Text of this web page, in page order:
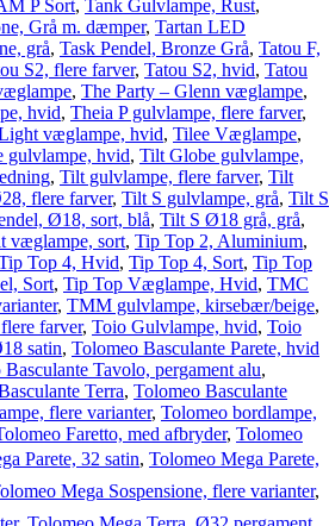
P Sort, Tank Gulvlampe, Rust,
Grå m. dæmper, Tartan LED
grå, Task Pendel, Bronze Grå, Tatou F,
S2, flere farver, Tatou S2, hvid, Tatou
, The Party – Glenn væglampe,
hvid, Theia P gulvlampe, flere farver,
væglampe, hvid, Tilee Væglampe,
gulvlampe, hvid, Tilt Globe gulvlampe,
, Tilt gulvlampe, flere farver, Tilt
flere farver, Tilt S gulvlampe, grå, Tilt S
Ø18, sort, blå, Tilt S Ø18 grå, grå,
væglampe, sort, Tip Top 2, Aluminium,
Top 4, Hvid, Tip Top 4, Sort, Tip Top
Sort, Tip Top Væglampe, Hvid, TMC
, TMM gulvlampe, kirsebær/beige,
farver, Toio Gulvlampe, hvid, Toio
satin, Tolomeo Basculante Parete, hvid
Tavolo, pergament alu,
Terra, Tolomeo Basculante
flere varianter, Tolomeo bordlampe,
Faretto, med afbryder, Tolomeo
Parete, 32 satin, Tolomeo Mega Parete,
Mega Sospensione, flere varianter,